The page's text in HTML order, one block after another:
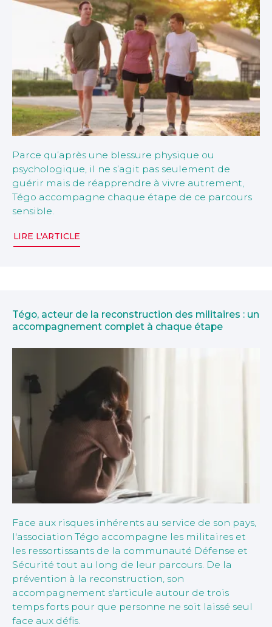
Parce qu’après une blessure physique ou
psychologique, il ne s’agit pas seulement de
guérir mais de réapprendre à vivre autrement,
Tégo accompagne chaque étape de ce parcours
sensible.
LIRE L'ARTICLE
Tégo, acteur de la reconstruction des militaires : un
accompagnement complet à chaque étape
Face aux risques inhérents au service de son pays,
l'association Tégo accompagne les militaires et
les ressortissants de la communauté Défense et
Sécurité tout au long de leur parcours. De la
prévention à la reconstruction, son
accompagnement s'articule autour de trois
temps forts pour que personne ne soit laissé seul
face aux défis.